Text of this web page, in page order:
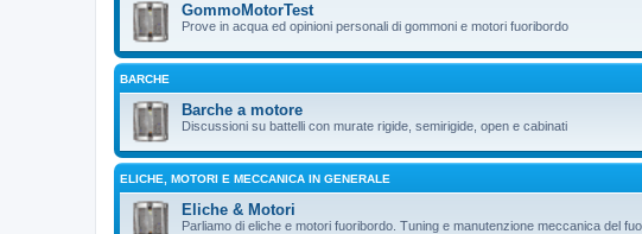
GommoMotorTest
Prove in acqua ed opinioni personali di gommoni e motori fuoribordo
BARCHE
Barche a motore
Discussioni su battelli con murate rigide, semirigide, open e cabinati
ELICHE, MOTORI E MECCANICA IN GENERALE
Eliche & Motori
Parliamo di eliche e motori fuoribordo. Tuning e manutenzione meccanica del